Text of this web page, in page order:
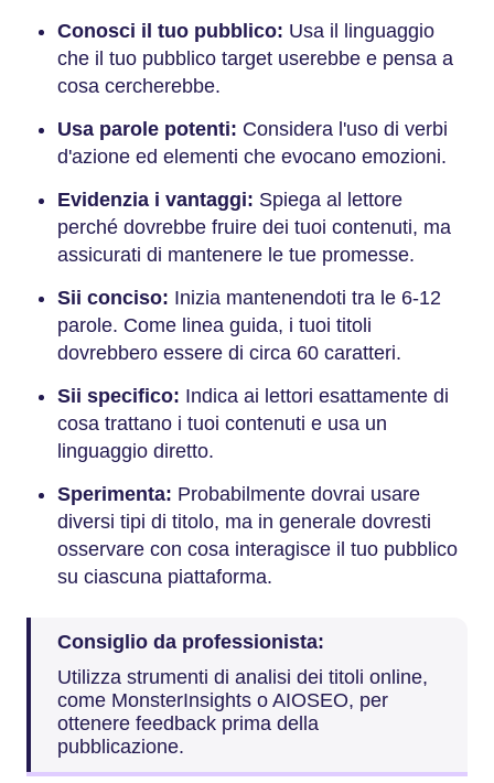
Conosci il tuo pubblico: Usa il linguaggio
che il tuo pubblico target userebbe e pensa a
cosa cercherebbe.
Usa parole potenti: Considera l'uso di verbi
d'azione ed elementi che evocano emozioni.
Evidenzia i vantaggi: Spiega al lettore
perché dovrebbe fruire dei tuoi contenuti, ma
assicurati di mantenere le tue promesse.
Sii conciso: Inizia mantenendoti tra le 6-12
parole. Come linea guida, i tuoi titoli
dovrebbero essere di circa 60 caratteri.
Sii specifico: Indica ai lettori esattamente di
cosa trattano i tuoi contenuti e usa un
linguaggio diretto.
Sperimenta: Probabilmente dovrai usare
diversi tipi di titolo, ma in generale dovresti
osservare con cosa interagisce il tuo pubblico
su ciascuna piattaforma.
Consiglio da professionista:
Utilizza strumenti di analisi dei titoli online,
come MonsterInsights o AIOSEO, per
ottenere feedback prima della
pubblicazione.